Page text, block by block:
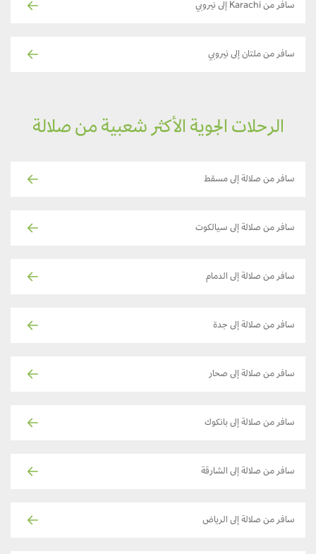
سافر من Karachi إلى نيروبي
سافر من ملتان إلى نيروبي
الرحلات الجوية الأكثر شعبية من صلالة
سافر من صلالة إلى مسقط
سافر من صلالة إلى سيالكوت
سافر من صلالة إلى الدمام
سافر من صلالة إلى جدة
سافر من صلالة إلى صحار
سافر من صلالة إلى بانكوك
سافر من صلالة إلى الشارقة
سافر من صلالة إلى الرياض